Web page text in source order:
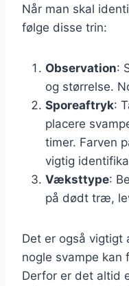
Når man skal
følge disse trin:
Observation:
og størrelse.
Sporeaftryk:
placere
timer. Farven
vigtig
Væksttype:
på dødt træ,
Det er også
nogle svampe kan
Derfor er det altid